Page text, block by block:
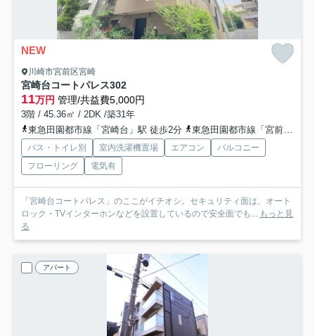
NEW
川崎市宮前区宮崎
宮崎台コートパレス302
11万円 管理/共益費5,000円
3階 / 45.36㎡ / 2DK /築31年
東急田園都市線「宮崎台」駅 徒歩2分
東急田園都市線「宮前平」駅 徒歩11分
バス・トイレ別 室内洗濯機置場 エアコン
バルコニー
フローリング
電気有
「宮崎台コートパレス」のここがイチオシ。セキュリティ面は、オート
ロック・TVインターホンなどを設置しているので安全面でも...
もっと見
る
アパート